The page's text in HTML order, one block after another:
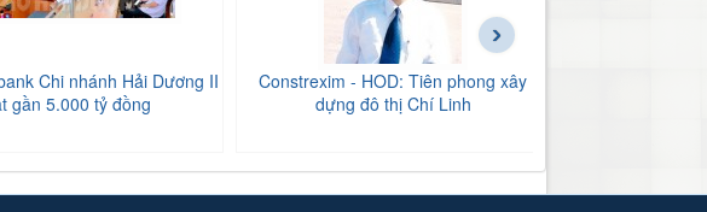
Chi nhánh Hải Dương II
gần 5.000 tỷ đồng
Constrexim - HOD: Tiên phong xây
dựng đô thị Chí Linh
›